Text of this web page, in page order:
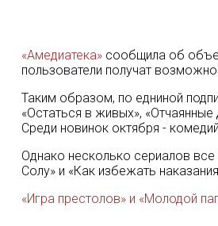
«Амедиатека»сообщила об
пользователи получат
Таким образом, по едниной
«Остаться в живых»,
Среди новинок октября -
Однако несколько сериалов
Солу» и «Как избежать
«Игра престолов» и «Молодой